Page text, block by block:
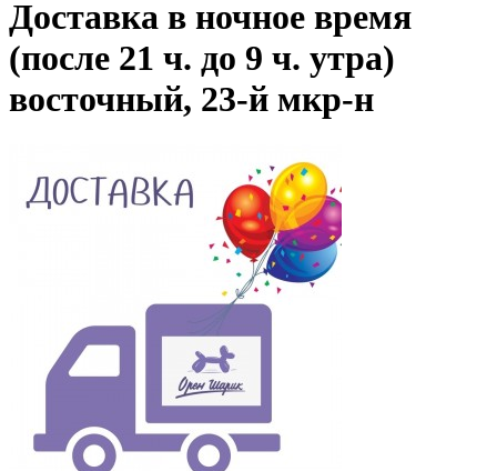
Доставка в ночное время
(после 21 ч. до 9 ч. утра)
восточный, 23-й мкр-н